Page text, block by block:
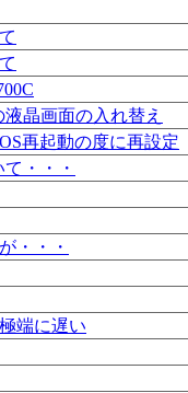
液晶画面の入れ替え
再起動の度に再設定
・・・
・・・
端に遅い